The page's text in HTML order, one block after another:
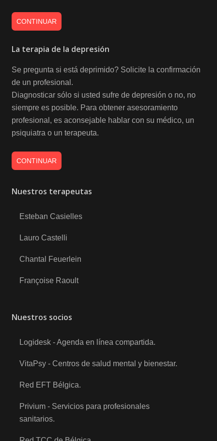
CONTINUAR
La terapia de la depresión
Se pregunta si está deprimido? Solicite la confirmación
de un profesional.
Diagnosticar sólo si usted sufre de depresión o no, no
siempre es posible. Para obtener asesoramiento
profesional, es aconsejable hablar con su médico, un
psiquiatra o un terapeuta.
CONTINUAR
Nuestros terapeutas
Esteban Casielles
Lauro Castelli
Chantal Feuerlein
Françoise Raoult
Nuestros socios
Logidesk - Agenda en línea compartida.
VitaPsy - Centros de salud mental y bienestar.
Red EFT Bélgica.
Privium - Servicios para profesionales
sanitarios.